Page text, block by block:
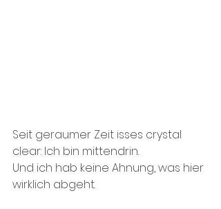
Seit geraumer Zeit isses crystal
clear: Ich bin mittendrin.
Und ich hab keine Ahnung, was hier
wirklich abgeht.